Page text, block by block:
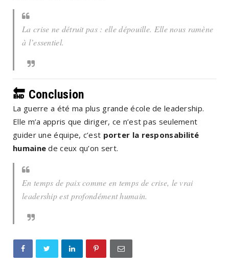
La crise ne détruit pas : elle dépouille. Elle nous ramène
à l’essentiel.
🔚 Conclusion
La guerre a été ma plus grande école de leadership.
Elle m’a appris que diriger, ce n’est pas seulement
guider une équipe, c’est porter la responsabilité
humaine de ceux qu’on sert.
En temps de paix comme en temps de crise, le vrai
leadership est profondément humain.